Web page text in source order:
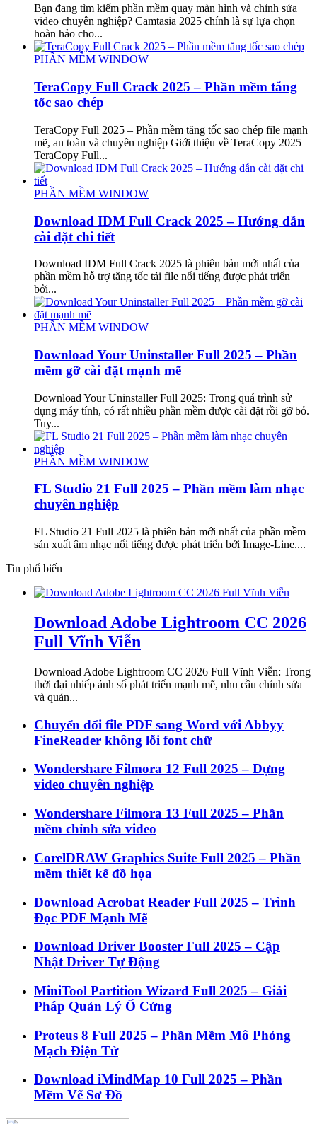
Bạn đang tìm kiếm phần mềm quay màn hình và chỉnh sửa
video chuyên nghiệp? Camtasia 2025 chính là sự lựa chọn
hoàn hảo cho...
PHẦN MỀM WINDOW
TeraCopy Full Crack 2025 – Phần mềm tăng
tốc sao chép
TeraCopy Full 2025 – Phần mềm tăng tốc sao chép file mạnh
mẽ, an toàn và chuyên nghiệp Giới thiệu về TeraCopy 2025
TeraCopy Full...
PHẦN MỀM WINDOW
Download IDM Full Crack 2025 – Hướng dẫn
cài dặt chi tiết
Download IDM Full Crack 2025 là phiên bản mới nhất của
phần mềm hỗ trợ tăng tốc tải file nổi tiếng được phát triển
bởi...
PHẦN MỀM WINDOW
Download Your Uninstaller Full 2025 – Phần
mềm gỡ cài đặt mạnh mẽ
Download Your Uninstaller Full 2025: Trong quá trình sử
dụng máy tính, có rất nhiều phần mềm được cài đặt rồi gỡ bỏ.
Tuy...
PHẦN MỀM WINDOW
FL Studio 21 Full 2025 – Phần mềm làm nhạc
chuyên nghiệp
FL Studio 21 Full 2025 là phiên bản mới nhất của phần mềm
sản xuất âm nhạc nổi tiếng được phát triển bởi Image-Line....
Tin phổ biến
Download Adobe Lightroom CC 2026
Full Vĩnh Viễn
Download Adobe Lightroom CC 2026 Full Vĩnh Viễn: Trong
thời đại nhiếp ảnh số phát triển mạnh mẽ, nhu cầu chỉnh sửa
và quản...
Chuyển đổi file PDF sang Word với Abbyy
FineReader không lỗi font chữ
Wondershare Filmora 12 Full 2025 – Dựng
video chuyên nghiệp
Wondershare Filmora 13 Full 2025 – Phần
mềm chỉnh sửa video
CorelDRAW Graphics Suite Full 2025 – Phần
mềm thiết kế đồ họa
Download Acrobat Reader Full 2025 – Trình
Đọc PDF Mạnh Mẽ
Download Driver Booster Full 2025 – Cập
Nhật Driver Tự Động
MiniTool Partition Wizard Full 2025 – Giải
Pháp Quản Lý Ổ Cứng
Proteus 8 Full 2025 – Phần Mềm Mô Phỏng
Mạch Điện Tử
Download iMindMap 10 Full 2025 – Phần
Mềm Vẽ Sơ Đồ